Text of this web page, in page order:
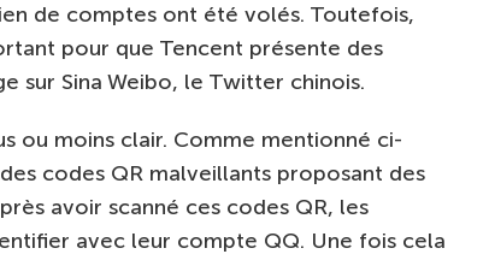
de comptes ont été volés. Toutefois,
pour que Tencent présente des
sur Sina Weibo, le Twitter chinois.
ou moins clair. Comme mentionné ci-
codes QR malveillants proposant des
avoir scanné ces codes QR, les
avec leur compte QQ. Une fois cela